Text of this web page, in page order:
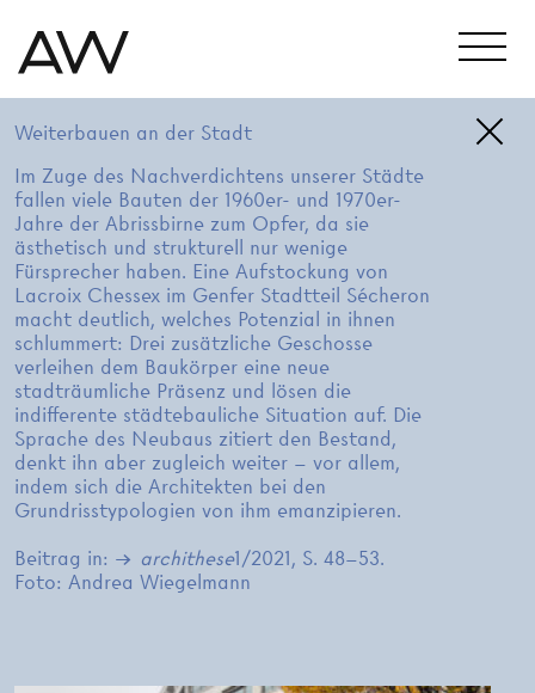
Weiterbauen an der Stadt
Im Zuge des Nachverdichtens unserer Städte
fallen viele Bauten der 1960er- und 1970er-
Jahre der Abrissbirne zum Opfer, da sie
ästhetisch und strukturell nur wenige
Fürsprecher haben. Eine Aufstockung von
Lacroix Chessex im Genfer Stadtteil Sécheron
macht deutlich, welches Potenzial in ihnen
schlummert: Drei zusätzliche Geschosse
verleihen dem Baukörper eine neue
stadträumliche Präsenz und lösen die
indifferente städtebauliche Situation auf. Die
Sprache des Neubaus zitiert den Bestand,
denkt ihn aber zugleich weiter – vor allem,
indem sich die Architekten bei den
Grundrisstypologien von ihm emanzipieren.
Beitrag in: archithese1/2021, S. 48–53.
Foto: Andrea Wiegelmann